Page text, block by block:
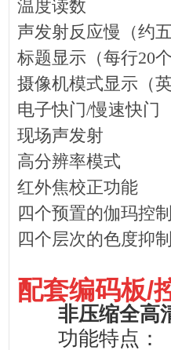
温度读数
声发射反应慢（约
标题显示（每行20
摄像机模式显示（
电子快门/慢速快门
现场声发射
高分辨率模式
红外焦校正功能
四个预置的伽玛控
四个层次的色度抑
配套编码板/
非压缩全高
功能特点：